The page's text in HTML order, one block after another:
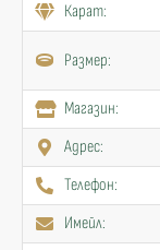
Карат:
Размер:
Mагазин:
Адрес:
Телефон:
Имейл: